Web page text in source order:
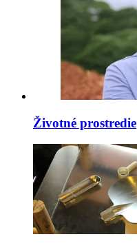
Životné prostredie